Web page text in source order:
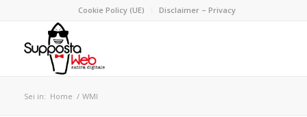
Cookie Policy (UE) Disclaimer – Privacy
Sei in: Home / WMI